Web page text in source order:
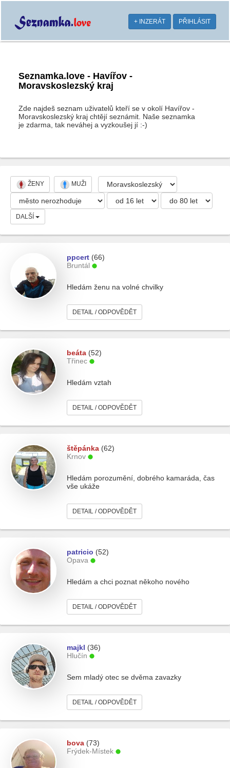
+ INZERÁT PŘIHLÁSIT
Seznamka.love - Havířov -
Moravskoslezský kraj
Zde najdeš seznam uživatelů kteří se v okolí Havířov -
Moravskoslezský kraj chtějí seznámit. Naše seznamka
je zdarma, tak neváhej a vyzkoušej jí :-)
ŽENY MUŽI
DALŠÍ
ppcert (66)
Bruntál
Hledám ženu na volné chvilky
DETAIL / ODPOVĚDĚT
beáta (52)
Třinec
Hledám vztah
DETAIL / ODPOVĚDĚT
štěpánka (62)
Krnov
Hledám porozumění, dobrého kamaráda, čas
vše ukáže
DETAIL / ODPOVĚDĚT
patricio (52)
Opava
Hledám a chci poznat někoho nového
DETAIL / ODPOVĚDĚT
majkl (36)
Hlučín
Sem mladý otec se dvěma zavazky
DETAIL / ODPOVĚDĚT
bova (73)
Frýdek-Místek